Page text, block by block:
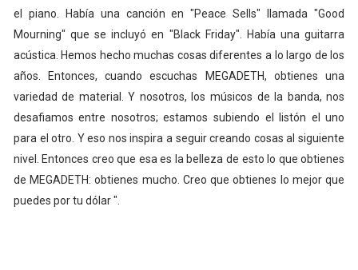
el piano. Había una canción en "Peace Sells" llamada "Good
Mourning" que se incluyó en "Black Friday". Había una guitarra
acústica. Hemos hecho muchas cosas diferentes a lo largo de los
años. Entonces, cuando escuchas MEGADETH, obtienes una
variedad de material. Y nosotros, los músicos de la banda, nos
desafiamos entre nosotros; estamos subiendo el listón el uno
para el otro. Y eso nos inspira a seguir creando cosas al siguiente
nivel. Entonces creo que esa es la belleza de esto lo que obtienes
de MEGADETH: obtienes mucho. Creo que obtienes lo mejor que
puedes por tu dólar ".